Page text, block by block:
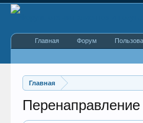
Главная
Главная Форум